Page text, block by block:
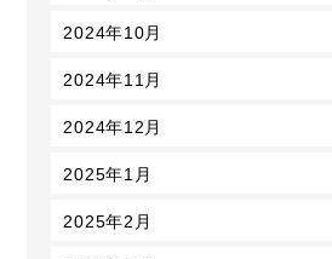
2024年10月
2024年11月
2024年12月
2025年1月
2025年2月